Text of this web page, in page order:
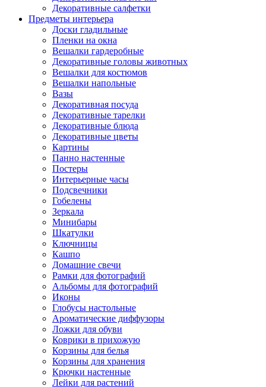
Декоративные салфетки
Предметы интерьера
Доски гладильные
Пленки на окна
Вешалки гардеробные
Декоративные головы животных
Вешалки для костюмов
Вешалки напольные
Вазы
Декоративная посуда
Декоративные тарелки
Декоративные блюда
Декоративные цветы
Картины
Панно настенные
Постеры
Интерьерные часы
Подсвечники
Гобелены
Зеркала
Минибары
Шкатулки
Ключницы
Кашпо
Домашние свечи
Рамки для фотографий
Альбомы для фотографий
Иконы
Глобусы настольные
Ароматические диффузоры
Ложки для обуви
Коврики в прихожую
Корзины для белья
Корзины для хранения
Крючки настенные
Лейки для растений